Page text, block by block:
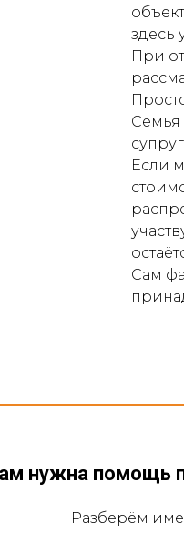
здесь
При
Семья
Если
Сам
нужна помощь
Разберём